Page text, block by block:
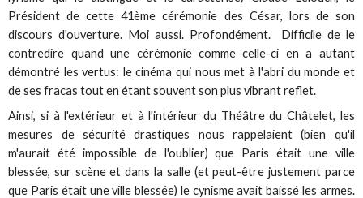
Président de cette 41ème cérémonie des César, lors de son
discours d'ouverture. Moi aussi. Profondément. Difficile de le
contredire quand une cérémonie comme celle-ci en a autant
démontré les vertus: le cinéma qui nous met à l'abri du monde et
de ses fracas tout en étant souvent son plus vibrant reflet.
Ainsi, si à l'extérieur et à l'intérieur du Théâtre du Châtelet, les
mesures de sécurité drastiques nous rappelaient (bien qu'il
m'aurait été impossible de l'oublier) que Paris était une ville
blessée, sur scène et dans la salle (et peut-être justement parce
que Paris était une ville blessée) le cynisme avait baissé les armes.